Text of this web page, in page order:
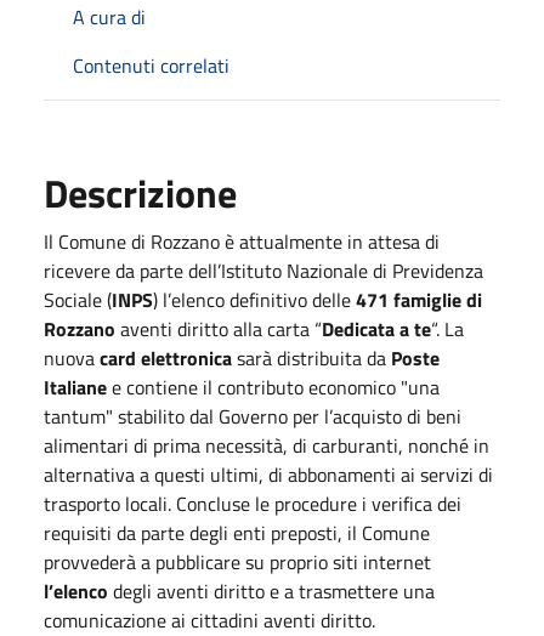
A cura di
Contenuti correlati
Descrizione
Il Comune di Rozzano è attualmente in attesa di
ricevere da parte dell’Istituto Nazionale di Previdenza
Sociale (INPS) l’elenco definitivo delle471 famiglie di
Rozzano aventi diritto alla carta “Dedicata a te“. La
nuovacard elettronicasarà distribuita da Poste
Italianee contiene il contributo economico "una
tantum" stabilito dal Governo per l’acquisto di beni
alimentari di prima necessità, di carburanti, nonché in
alternativa a questi ultimi, di abbonamenti ai servizi di
trasporto locali. Concluse le procedure i verifica dei
requisiti da parte degli enti preposti, il Comune
provvederà a pubblicare su proprio siti internet
l’elenco degli aventi diritto e a trasmettere una
comunicazione ai cittadini aventi diritto.